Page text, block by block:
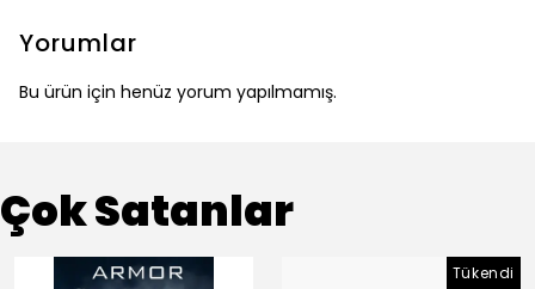
Yorumlar
Bu ürün için henüz yorum yapılmamış.
Çok Satanlar
Tükendi